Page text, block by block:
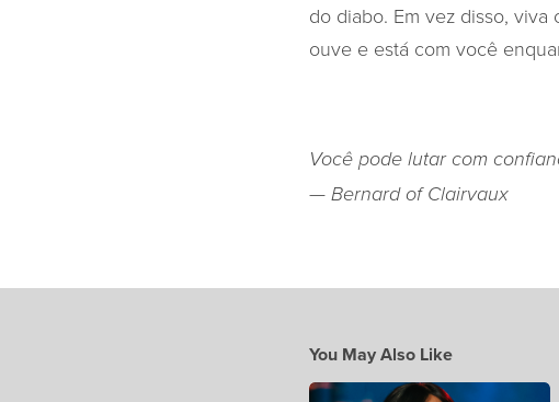
do diabo. Em vez disso,
ouve e está com você
Você pode lutar com
— Bernard of Clairvaux
You May Also Like